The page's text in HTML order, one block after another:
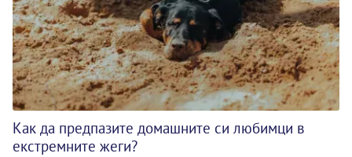
Как да предпазите домашните си любимци в
екстремните жеги?